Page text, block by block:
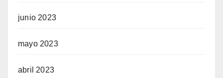
junio 2023
mayo 2023
abril 2023